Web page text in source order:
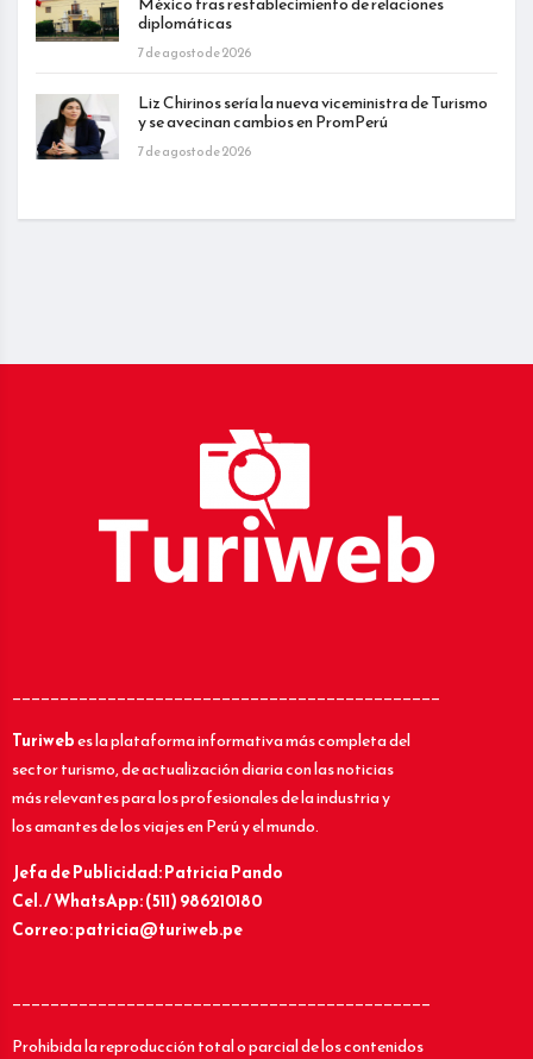
diplomáticas
7 de agosto de 2026
Liz Chirinos sería la nueva viceministra de Turismo
y se avecinan cambios en PromPerú
7 de agosto de 2026
_____________________________________________
Turiwebes la plataforma informativa más completa del
sector turismo, de actualización diaria con las noticias
más relevantes para los profesionales de la industria y
los amantes de los viajes en Perú y el mundo.
Jefa de Publicidad: Patricia Pando
Cel. / WhatsApp: (511) 986210180
Correo: patricia@turiweb.pe
____________________________________________
Prohibida la reproducción total o parcial de los contenidos